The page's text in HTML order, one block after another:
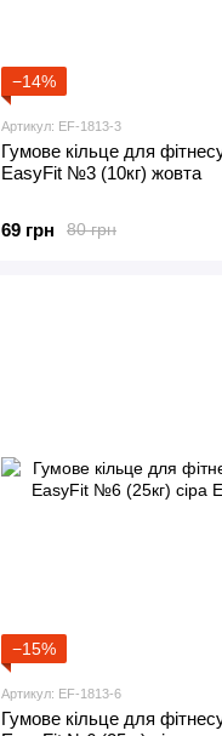
−14%
Артикул: EF-1813-3
Гумове кільце для
EasyFit №3 (10кг) жовта
80 грн
69 грн
−15%
Артикул: EF-1813-6
Гумове кільце для